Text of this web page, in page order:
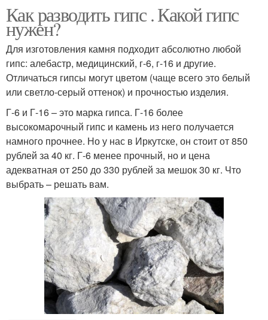
Как разводить гипс . Какой гипс
нужен?
Для изготовления камня подходит абсолютно любой
гипс: алебастр, медицинский, г-6, г-16 и другие.
Отличаться гипсы могут цветом (чаще всего это белый
или светло-серый оттенок) и прочностью изделия.
Г-6 и Г-16 – это марка гипса. Г-16 более
высокомарочный гипс и камень из него получается
намного прочнее. Но у нас в Иркутске, он стоит от 850
рублей за 40 кг. Г-6 менее прочный, но и цена
адекватная от 250 до 330 рублей за мешок 30 кг. Что
выбрать – решать вам.